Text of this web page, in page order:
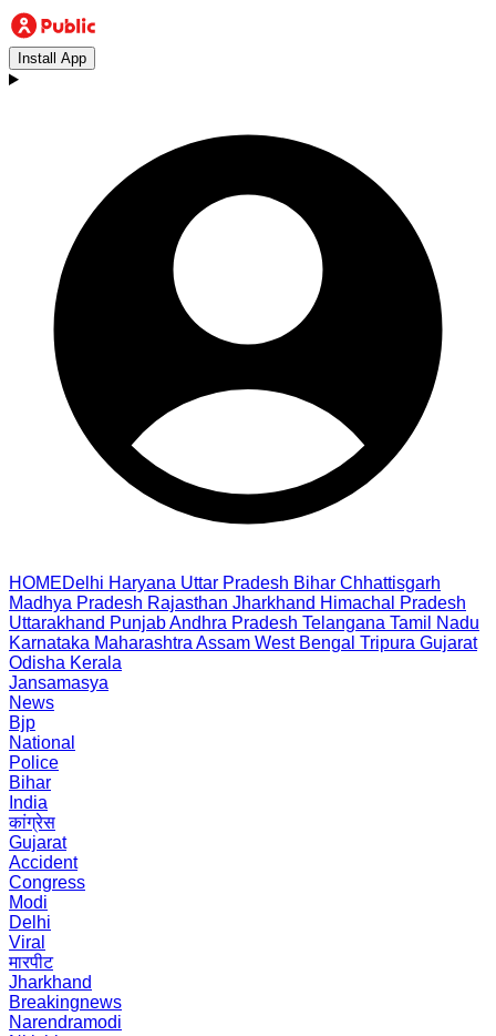
Install App
HOMEDelhi Haryana Uttar Pradesh Bihar Chhattisgarh
Madhya Pradesh Rajasthan Jharkhand Himachal Pradesh
Uttarakhand PunjabAndhra Pradesh Telangana Tamil Nadu
Karnataka Maharashtra Assam West Bengal Tripura Gujarat
Odisha Kerala
Jansamasya
News
Bjp
National
Police
Bihar
India
कांग्रेस
Gujarat
Accident
Congress
Modi
Delhi
Viral
मारपीट
Jharkhand
Breakingnews
Narendramodi